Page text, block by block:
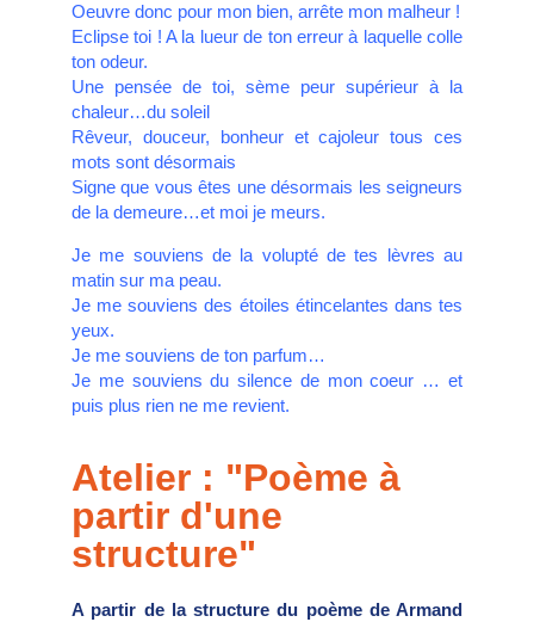
Oeuvre donc pour mon bien, arrête mon malheur !
Eclipse toi ! A la lueur de ton erreur à laquelle colle
ton odeur.
Une pensée de toi, sème peur supérieur à la
chaleur…du soleil
Rêveur, douceur, bonheur et cajoleur tous ces
mots sont désormais
Signe que vous êtes une désormais les seigneurs
de la demeure…et moi je meurs.
Je me souviens de la volupté de tes lèvres au
matin sur ma peau.
Je me souviens des étoiles étincelantes dans tes
yeux.
Je me souviens de ton parfum…
Je me souviens du silence de mon coeur … et
puis plus rien ne me revient.
Atelier : "Poème à
partir d'une
structure"
A partir de la structure du poème de Armand